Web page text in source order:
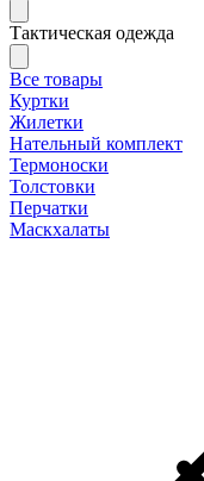
Тактическая одежда
Все товары
Куртки
Жилетки
Нательный комплект
Термоноски
Толстовки
Перчатки
Маскхалаты